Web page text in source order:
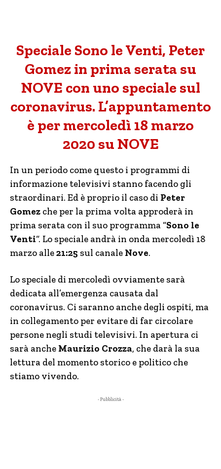
Speciale Sono le Venti, Peter
Gomez in prima serata su
NOVE con uno speciale sul
coronavirus. L’appuntamento
è per mercoledì 18 marzo
2020 su NOVE
In un periodo come questo i programmi di
informazione televisivi stanno facendo gli
straordinari. Ed è proprio il caso di Peter
Gomez che per la prima volta approderà in
prima serata con il suo programma “Sono le
Venti“. Lo speciale andrà in onda mercoledì 18
marzo alle21:25 sul canale Nove.
Lo speciale di mercoledì ovviamente sarà
dedicata all’emergenza causata dal
coronavirus. Ci saranno anche degli ospiti, ma
in collegamento per evitare di far circolare
persone negli studi televisivi. In apertura ci
sarà anche Maurizio Crozza, che darà la sua
lettura del momento storico e politico che
stiamo vivendo.
- Pubblicità -